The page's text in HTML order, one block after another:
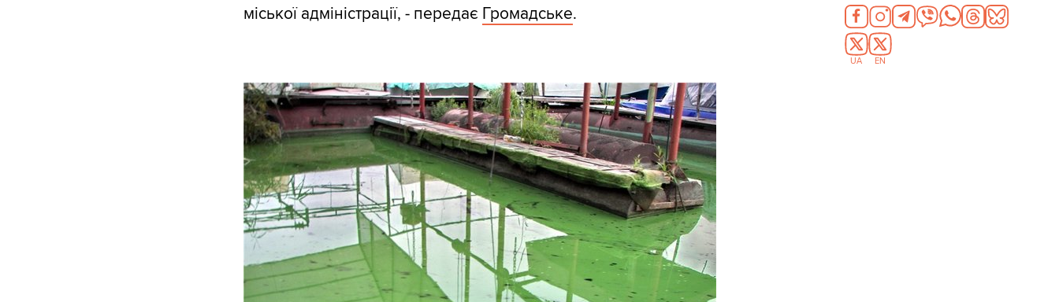
міської адміністрації, - передає Громадське.
UA EN